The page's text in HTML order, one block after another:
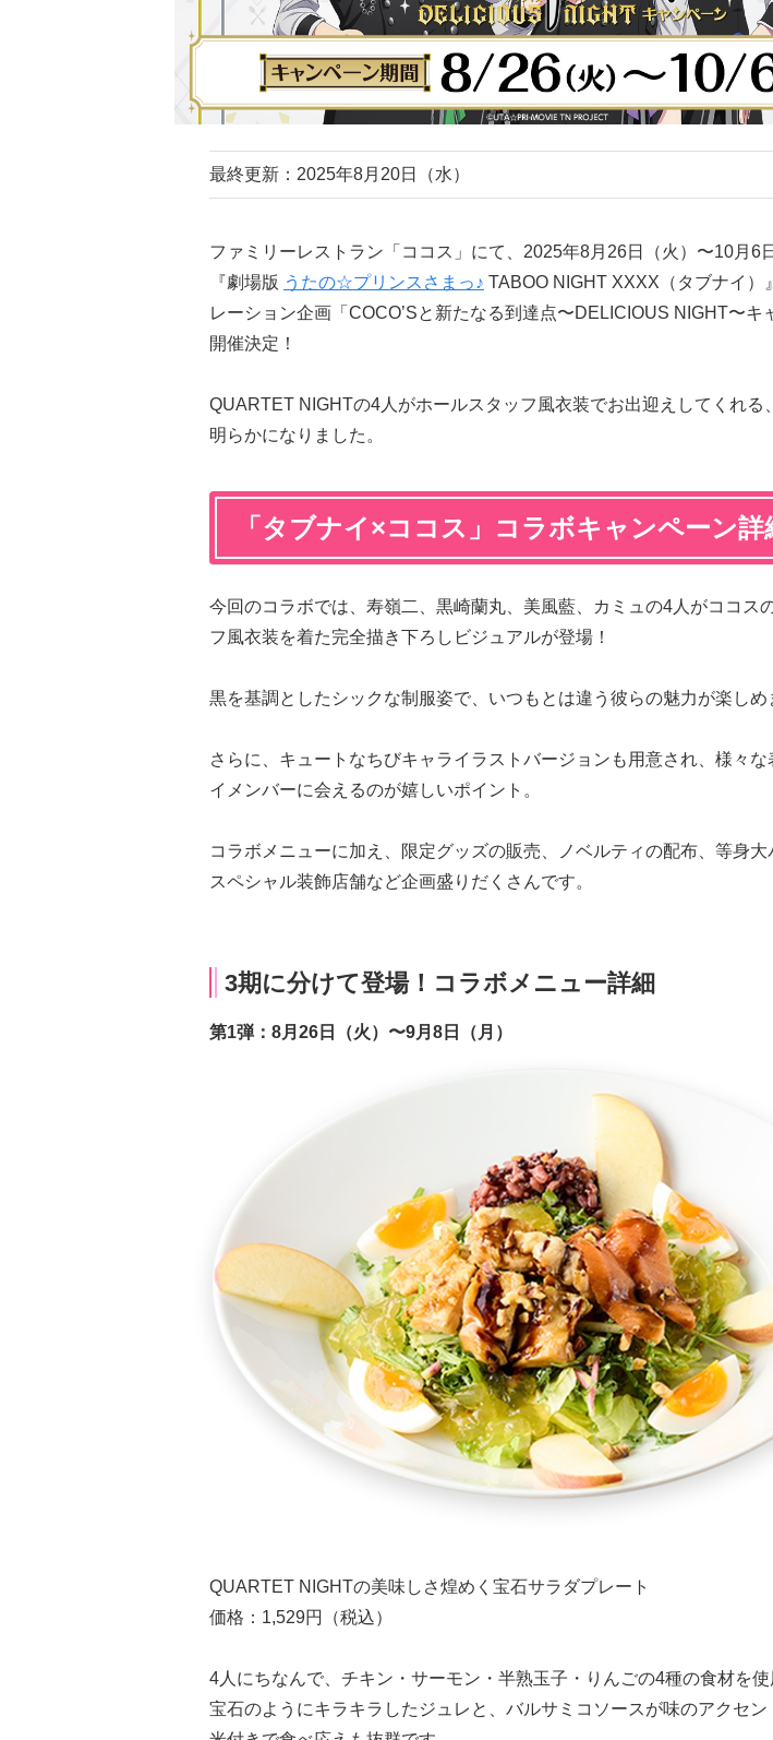
最終更新：2025年8月20日（水）
ファミリーレストラン「ココス」にて、2025年8月26日（火）〜10月6
『劇場版 うたの☆プリンスさまっ♪ TABOO NIGHT XXXX（タブナイ）
レーション企画「COCO’Sと新たなる到達点〜DELICIOUS NIGHT〜キ
開催決定！
QUARTET NIGHTの4人がホールスタッフ風衣装でお出迎えしてくれる
明らかになりました。
「タブナイ×ココス」コラボキャンペーン詳
今回のコラボでは、寿嶺二、黒崎蘭丸、美風藍、カミュの4人がココス
フ風衣装を着た完全描き下ろしビジュアルが登場！
黒を基調としたシックな制服姿で、いつもとは違う彼らの魅力が楽しめ
さらに、キュートなちびキャライラストバージョンも用意され、様々な
イメンバーに会えるのが嬉しいポイント。
コラボメニューに加え、限定グッズの販売、ノベルティの配布、等身大
スペシャル装飾店舗など企画盛りだくさんです。
3期に分けて登場！コラボメニュー詳細
第1弾：8月26日（火）〜9月8日（月）
QUARTET NIGHTの美味しさ煌めく宝石サラダプレート
価格：1,529円（税込）
4人にちなんで、チキン・サーモン・半熟玉子・りんごの4種の食材を使
宝石のようにキラキラしたジュレと、バルサミコソースが味のアクセン